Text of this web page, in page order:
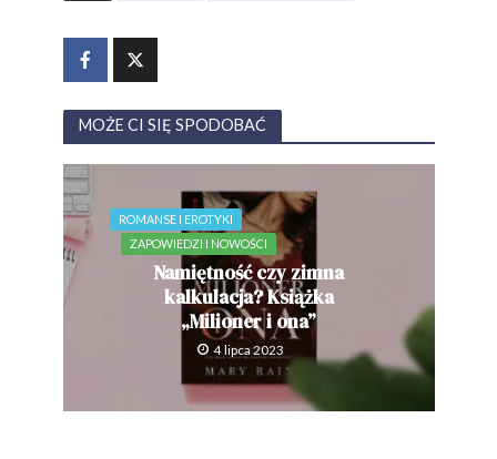
MOŻE CI SIĘ SPODOBAĆ
ROMANSE I EROTYKI
ZAPOWIEDZI I NOWOŚCI
Namiętność czy zimna
kalkulacja? Książka
„Milioner i ona”
4 lipca 2023